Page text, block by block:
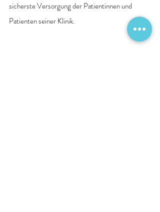
sicherste Versorgung der Patientinnen und
Patienten seiner Klinik.